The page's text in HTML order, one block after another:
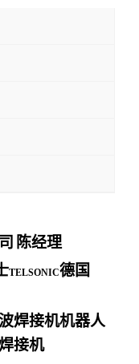
陈经理
TELSONIC德国
焊接机机器人
接机